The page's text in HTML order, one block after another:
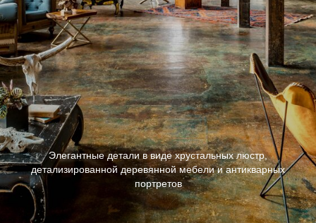
Элегантные детали в виде хрустальных люстр,
детализированной деревянной мебели и антикварных
портретов